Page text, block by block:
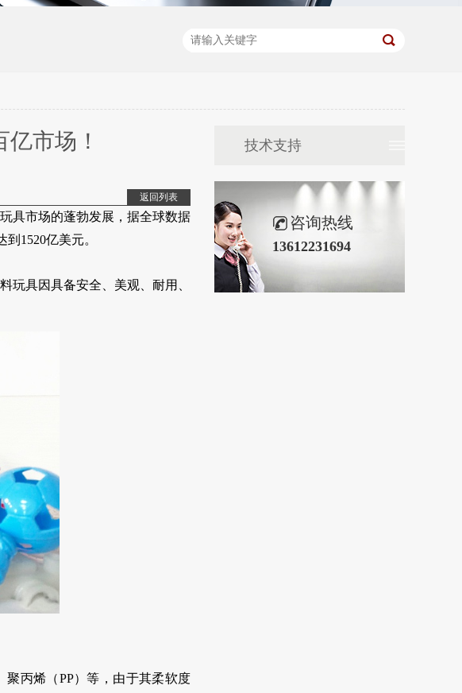
市场！
返回列表
具市场的蓬勃发展，据全球数据
1520亿美元。
玩具因具备安全、美观、耐用、
丙烯（PP）等，由于其柔软度
技术支持
咨询热线
13612231694